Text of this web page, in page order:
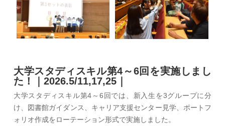
大学スタディスキル第4～6回を実施しまし
た！｜2026.5/11,17,25｜
大学スタディスキル第4～6回では、新入生を3グループに分
け、図書館ガイダンス、キャリア支援センター見学、ポートフ
ォリオ作成をローテーション形式で実施しました。